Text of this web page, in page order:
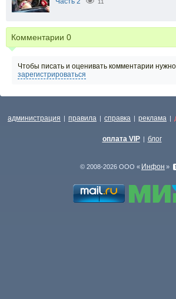
11
Комментарии 0
Чтобы писать и оценивать комментарии нужно
зарегистрироваться
администрация | правила | справка | реклама |
оплата VIP | блог
© 2008-2026 ООО « Инфон »